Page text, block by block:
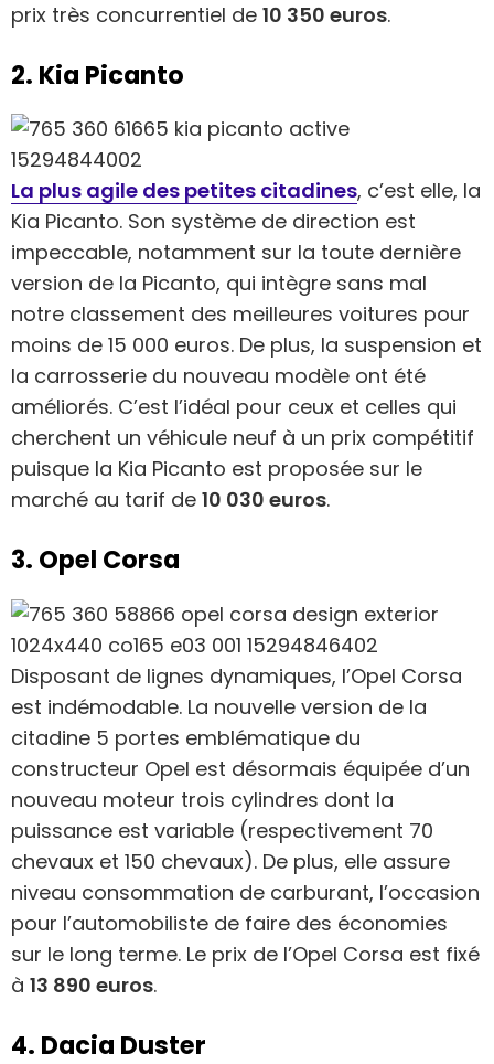
prix très concurrentiel de 10 350 euros.
2. Kia Picanto
La plus agile des petites citadines, c’est elle, la
Kia Picanto. Son système de direction est
impeccable, notamment sur la toute dernière
version de la Picanto, qui intègre sans mal
notre classement des meilleures voitures pour
moins de 15 000 euros. De plus, la suspension et
la carrosserie du nouveau modèle ont été
améliorés. C’est l’idéal pour ceux et celles qui
cherchent un véhicule neuf à un prix compétitif
puisque la Kia Picanto est proposée sur le
marché au tarif de 10 030 euros.
3. Opel Corsa
Disposant de lignes dynamiques, l’Opel Corsa
est indémodable. La nouvelle version de la
citadine 5 portes emblématique du
constructeur Opel est désormais équipée d’un
nouveau moteur trois cylindres dont la
puissance est variable (respectivement 70
chevaux et 150 chevaux). De plus, elle assure
niveau consommation de carburant, l’occasion
pour l’automobiliste de faire des économies
sur le long terme. Le prix de l’Opel Corsa est fixé
à 13 890 euros.
4. Dacia Duster